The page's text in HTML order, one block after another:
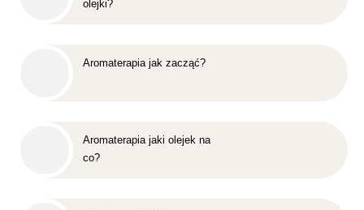
olejki?
Aromaterapia jak zacząć?
Aromaterapia jaki olejek na
co?